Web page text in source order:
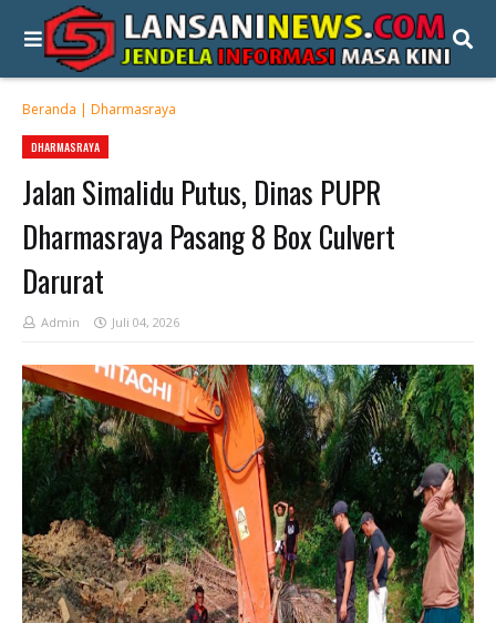
Beranda | Dharmasraya
DHARMASRAYA
Jalan Simalidu Putus, Dinas PUPR
Dharmasraya Pasang 8 Box Culvert
Darurat
Admin Juli 04, 2026